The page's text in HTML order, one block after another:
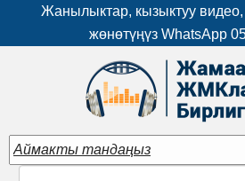
Жанылыктар, кызыктуу видео,
жөнөтүңүз WhatsApp